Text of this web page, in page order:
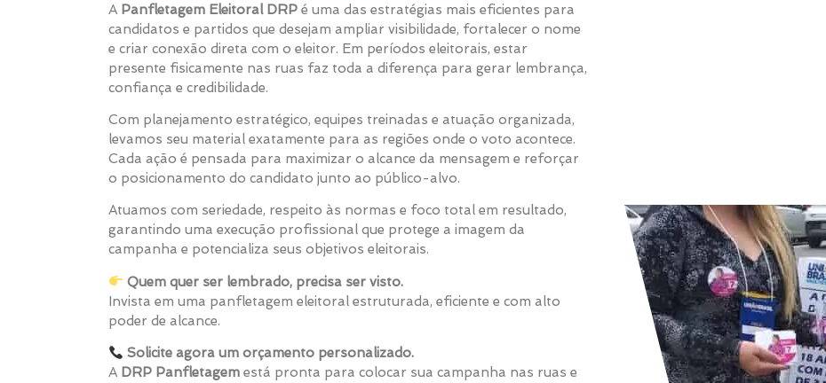
A Panfletagem Eleitoral DRP é uma das estratégias mais eficientes para
candidatos e partidos que desejam ampliar visibilidade, fortalecer o nome
e criar conexão direta com o eleitor. Em períodos eleitorais, estar
presente fisicamente nas ruas faz toda a diferença para gerar lembrança,
confiança e credibilidade.
Com planejamento estratégico, equipes treinadas e atuação organizada,
levamos seu material exatamente para as regiões onde o voto acontece.
Cada ação é pensada para maximizar o alcance da mensagem e reforçar
o posicionamento do candidato junto ao público-alvo.
Atuamos com seriedade, respeito às normas e foco total em resultado,
garantindo uma execução profissional que protege a imagem da
campanha e potencializa seus objetivos eleitorais.
Quem quer ser lembrado, precisa ser visto.
Invista em uma panfletagem eleitoral estruturada, eficiente e com alto
poder de alcance.
Solicite agora um orçamento personalizado.
A DRP Panfletagem está pronta para colocar sua campanha nas ruas e